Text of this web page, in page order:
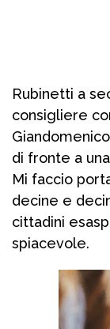
Rubinetti a
consigliere
di fronte a
Mi faccio
decine e
cittadini
spiacevole.